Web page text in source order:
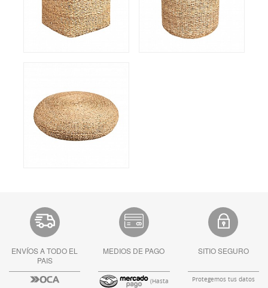
ENVÍOS A TODO EL
PAIS
MEDIOS DE PAGO
(Hasta
SITIO SEGURO
Protegemos tus datos